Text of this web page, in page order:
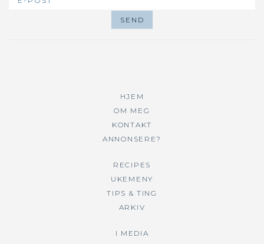
HJEM
OM MEG
KONTAKT
ANNONSERE?
RECIPES
UKEMENY
TIPS & TING
ARKIV
I MEDIA